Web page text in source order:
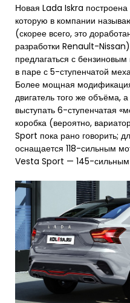
Новая Lada Iskra
которую в компании
(скорее всего, это
разработки Renault-
предлагаться с
в паре с 5-ступенчатой
Более мощная
двигатель того же объёма,
выступать 6-ступенчатая
коробка (вероятно,
Sport пока рано говорить;
оснащается 118-сильным
Vesta Sport — 145-сильным